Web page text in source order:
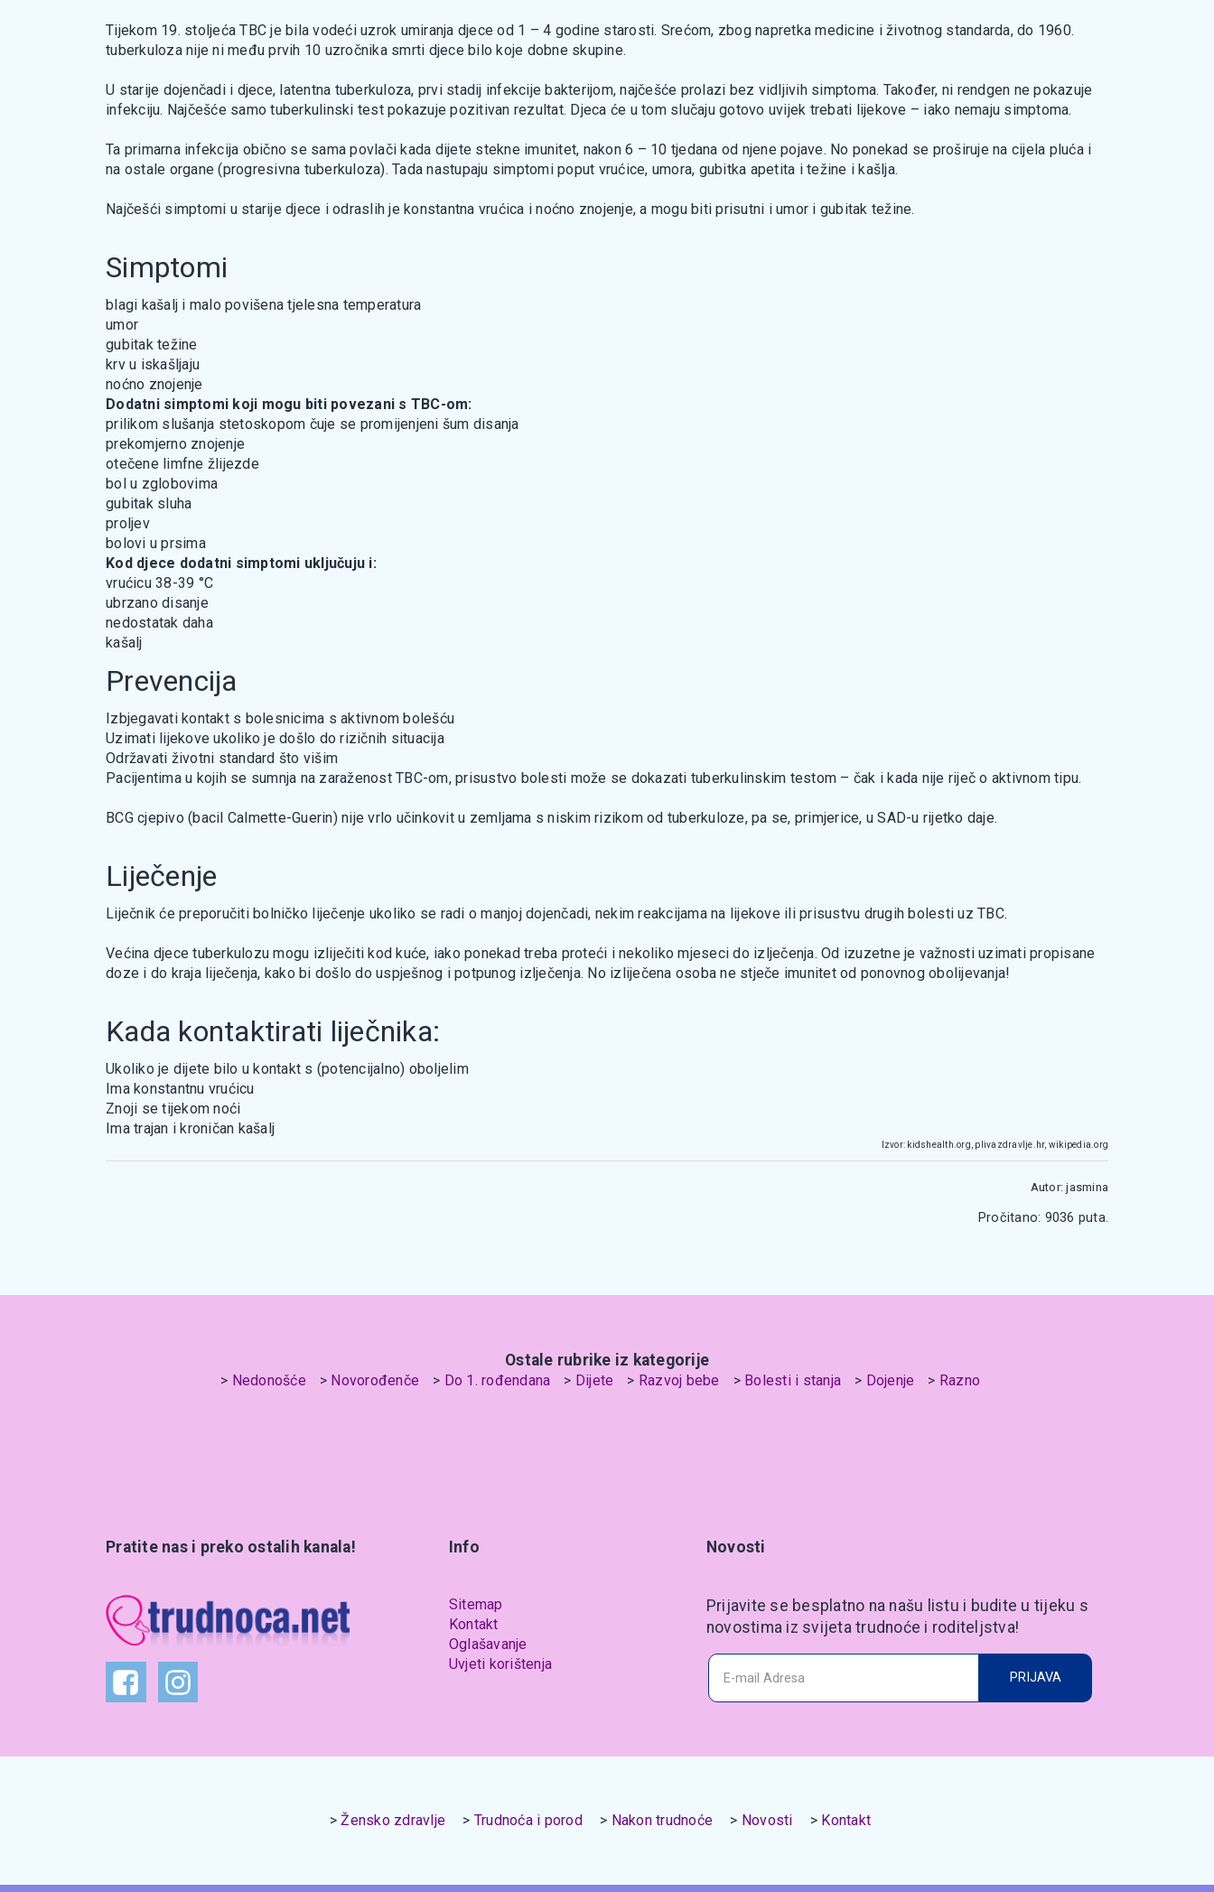
Tijekom 19. stoljeća TBC je bila vodeći uzrok umiranja djece od 1 – 4 godine starosti. Srećom, zbog napretka medicine i životnog standarda, do 1960.
tuberkuloza nije ni među prvih 10 uzročnika smrti djece bilo koje dobne skupine.
U starije dojenčadi i djece, latentna tuberkuloza, prvi stadij infekcije bakterijom, najčešće prolazi bez vidljivih simptoma. Također, ni rendgen ne pokazuje
infekciju. Najčešće samo tuberkulinski test pokazuje pozitivan rezultat. Djeca će u tom slučaju gotovo uvijek trebati lijekove – iako nemaju simptoma.
Ta primarna infekcija obično se sama povlači kada dijete stekne imunitet, nakon 6 – 10 tjedana od njene pojave. No ponekad se proširuje na cijela pluća i
na ostale organe (progresivna tuberkuloza). Tada nastupaju simptomi poput vrućice, umora, gubitka apetita i težine i kašlja.
Najčešći simptomi u starije djece i odraslih je konstantna vrućica i noćno znojenje, a mogu biti prisutni i umor i gubitak težine.
Simptomi
blagi kašalj i malo povišena tjelesna temperatura
umor
gubitak težine
krv u iskašljaju
noćno znojenje
Dodatni simptomi koji mogu biti povezani s TBC-om:
prilikom slušanja stetoskopom čuje se promijenjeni šum disanja
prekomjerno znojenje
otečene limfne žlijezde
bol u zglobovima
gubitak sluha
proljev
bolovi u prsima
Kod djece dodatni simptomi uključuju i:
vrućicu 38-39 °C
ubrzano disanje
nedostatak daha
kašalj
Prevencija
Izbjegavati kontakt s bolesnicima s aktivnom bolešću
Uzimati lijekove ukoliko je došlo do rizičnih situacija
Održavati životni standard što višim
Pacijentima u kojih se sumnja na zaraženost TBC-om, prisustvo bolesti može se dokazati tuberkulinskim testom – čak i kada nije riječ o aktivnom tipu.
BCG cjepivo (bacil Calmette-Guerin) nije vrlo učinkovit u zemljama s niskim rizikom od tuberkuloze, pa se, primjerice, u SAD-u rijetko daje.
Liječenje
Liječnik će preporučiti bolničko liječenje ukoliko se radi o manjoj dojenčadi, nekim reakcijama na lijekove ili prisustvu drugih bolesti uz TBC.
Većina djece tuberkulozu mogu izliječiti kod kuće, iako ponekad treba proteći i nekoliko mjeseci do izlječenja. Od izuzetne je važnosti uzimati propisane
doze i do kraja liječenja, kako bi došlo do uspješnog i potpunog izlječenja. No izliječena osoba ne stječe imunitet od ponovnog obolijevanja!
Kada kontaktirati liječnika:
Ukoliko je dijete bilo u kontakt s (potencijalno) oboljelim
Ima konstantnu vrućicu
Znoji se tijekom noći
Ima trajan i kroničan kašalj
Izvor: kidshealth.org, plivazdravlje.hr, wikipedia.org
Autor: jasmina
Pročitano: 9036 puta.
Ostale rubrike iz kategorije
Nedonošće Novorođenče Do 1. rođendana Dijete Razvoj bebe Bolesti i stanja Dojenje Razno
Pratite nas i preko ostalih kanala! Info
Sitemap
Kontakt
Oglašavanje
Uvjeti korištenja
Novosti
Prijavite se besplatno na našu listu i budite u tijeku s
novostima iz svijeta trudnoće i roditeljstva!
PRIJAVA
Žensko zdravlje Trudnoća i porod Nakon trudnoće Novosti Kontakt